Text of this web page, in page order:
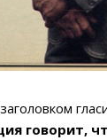
говорит,